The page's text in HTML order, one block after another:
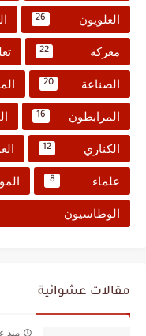
العلويون 26
معركة 22
الصناعة 20
المرابطون 16
الكناري 12
علماء 8
الوطاسيون
مقالات عشوائية
منذ